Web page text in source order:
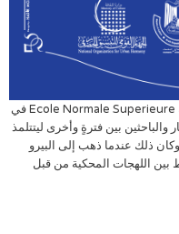
درس في مدرسة الدراسات الطبيعية المتقدمة Ecole Normale Superieure في
والباحثين بين فترةٍ وأخرى ليتتلمذ
ذلك عندما ذهب إلى البيرو
بين اللهجات المحكية من قبل